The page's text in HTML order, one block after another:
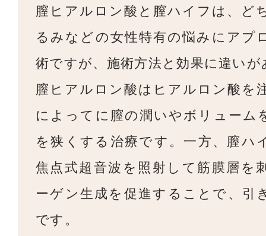
膣ヒアルロン酸と膣ハイフは、ど
るみなどの女性特有の悩みにアプ
術ですが、施術方法と効果に違い
膣ヒアルロン酸はヒアルロン酸を
によってに膣の潤いやボリューム
を狭くする治療です。一方、膣ハ
焦点式超音波を照射して筋膜層を
ーゲン生成を促進することで、引
です。